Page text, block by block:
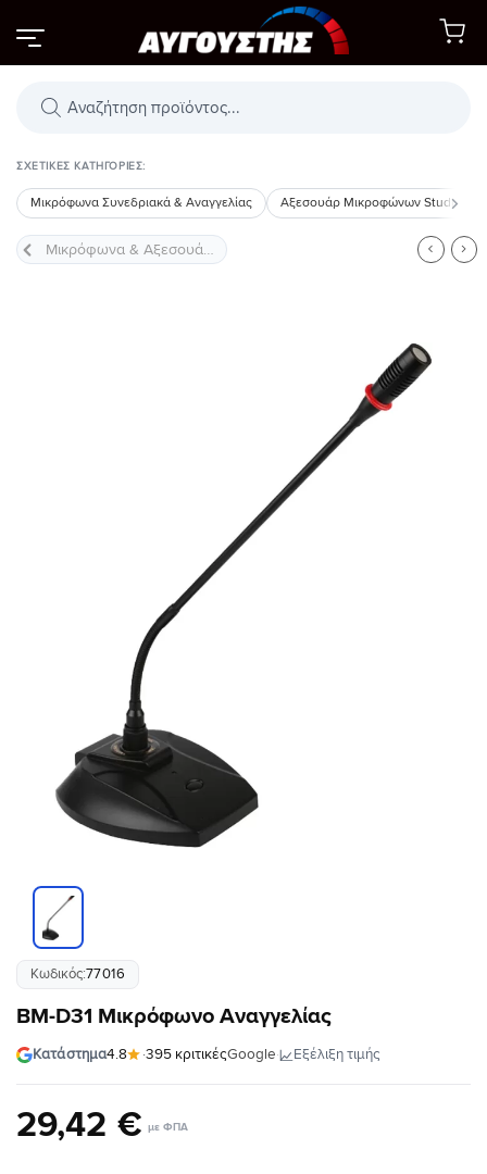
στο
περιεχόμενο
Αναζήτηση
ΣΧΕΤΙΚΈΣ ΚΑΤΗΓΟΡΊΕΣ:
Μικρόφωνα Συνεδριακά & Αναγγελίας Αξεσουάρ Μικροφώνων Studio
Προσθήκη
στη Λίστα
Κωδικός:77016
BM-D31 Μικρόφωνο Αναγγελίας
Κατάστημα4.8 ·395 κριτικέςGoogle· Εξέλιξη τιμής
29,42 €